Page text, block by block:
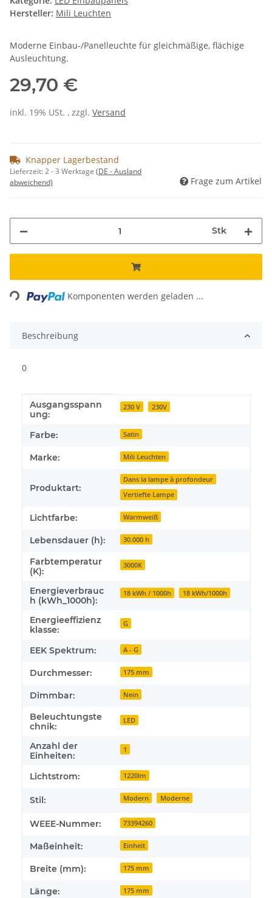
Hersteller: Mili Leuchten
Moderne Einbau-/Panelleuchte für gleichmäßige, flächige
Ausleuchtung.
29,70 €
inkl. 19% USt. , zzgl. Versand
Knapper Lagerbestand
Lieferzeit:2 - 3 Werktage (DE - Ausland
abweichend)
Frage zum Artikel
Stk
Komponenten werden geladen ...
Beschreibung
0
Produkteigenschaft
Wert
Ausgangsspann
ung:
230 V 230V
Farbe: Satin
Marke: Mili Leuchten
Produktart:
Dans la lampe à profondeur
Vertiefte Lampe
Lichtfarbe: Warmweiß
Lebensdauer (h): 30.000 h
Farbtemperatur
(K):
3000K
Energieverbrauc
h (kWh_1000h):
18 kWh / 1000h 18 kWh/1000h
Energieeffizienz
klasse:
G
EEK Spektrum: A - G
Durchmesser: 175 mm
Dimmbar: Nein
Beleuchtungste
chnik:
LED
Anzahl der
Einheiten:
1
Lichtstrom: 1220lm
Stil: Modern Moderne
WEEE-Nummer: 73394260
Maßeinheit: Einheit
Breite (mm): 175 mm
Länge: 175 mm